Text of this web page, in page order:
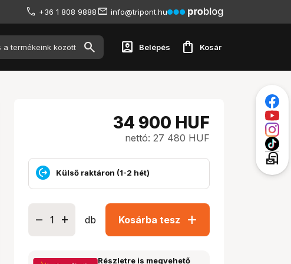
+36 1 808 9888 info@tripont.hu
account_box Belépés shopping_bag Kosár
34 900 HUF
nettó: 27 480 HUF
Külső raktáron (1-2 hét)
db Kosárba tesz add
Részletre is megvehető
local_post_office